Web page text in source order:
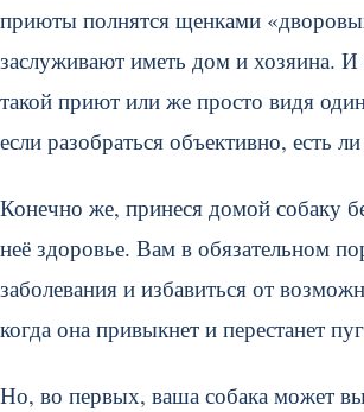
приюты полнятся щенками
заслуживают иметь дом и хозяина.
такой приют или же просто видя
если разобраться объективно, есть
Конечно же, принеся домой собаку
неё здоровье. Вам в обязательном
заболевания и избавиться от
когда она привыкнет и перестанет
Но, во первых, ваша собака может